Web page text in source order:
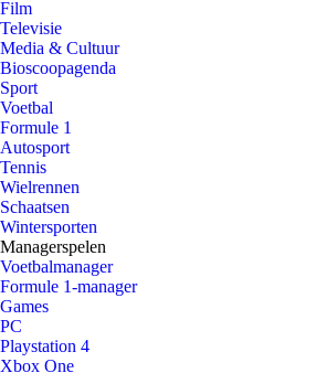
Film
Televisie
Media & Cultuur
Bioscoopagenda
Sport
Voetbal
Formule 1
Autosport
Tennis
Wielrennen
Schaatsen
Wintersporten
Managerspelen
Voetbalmanager
Formule 1-manager
Games
PC
Playstation 4
Xbox One